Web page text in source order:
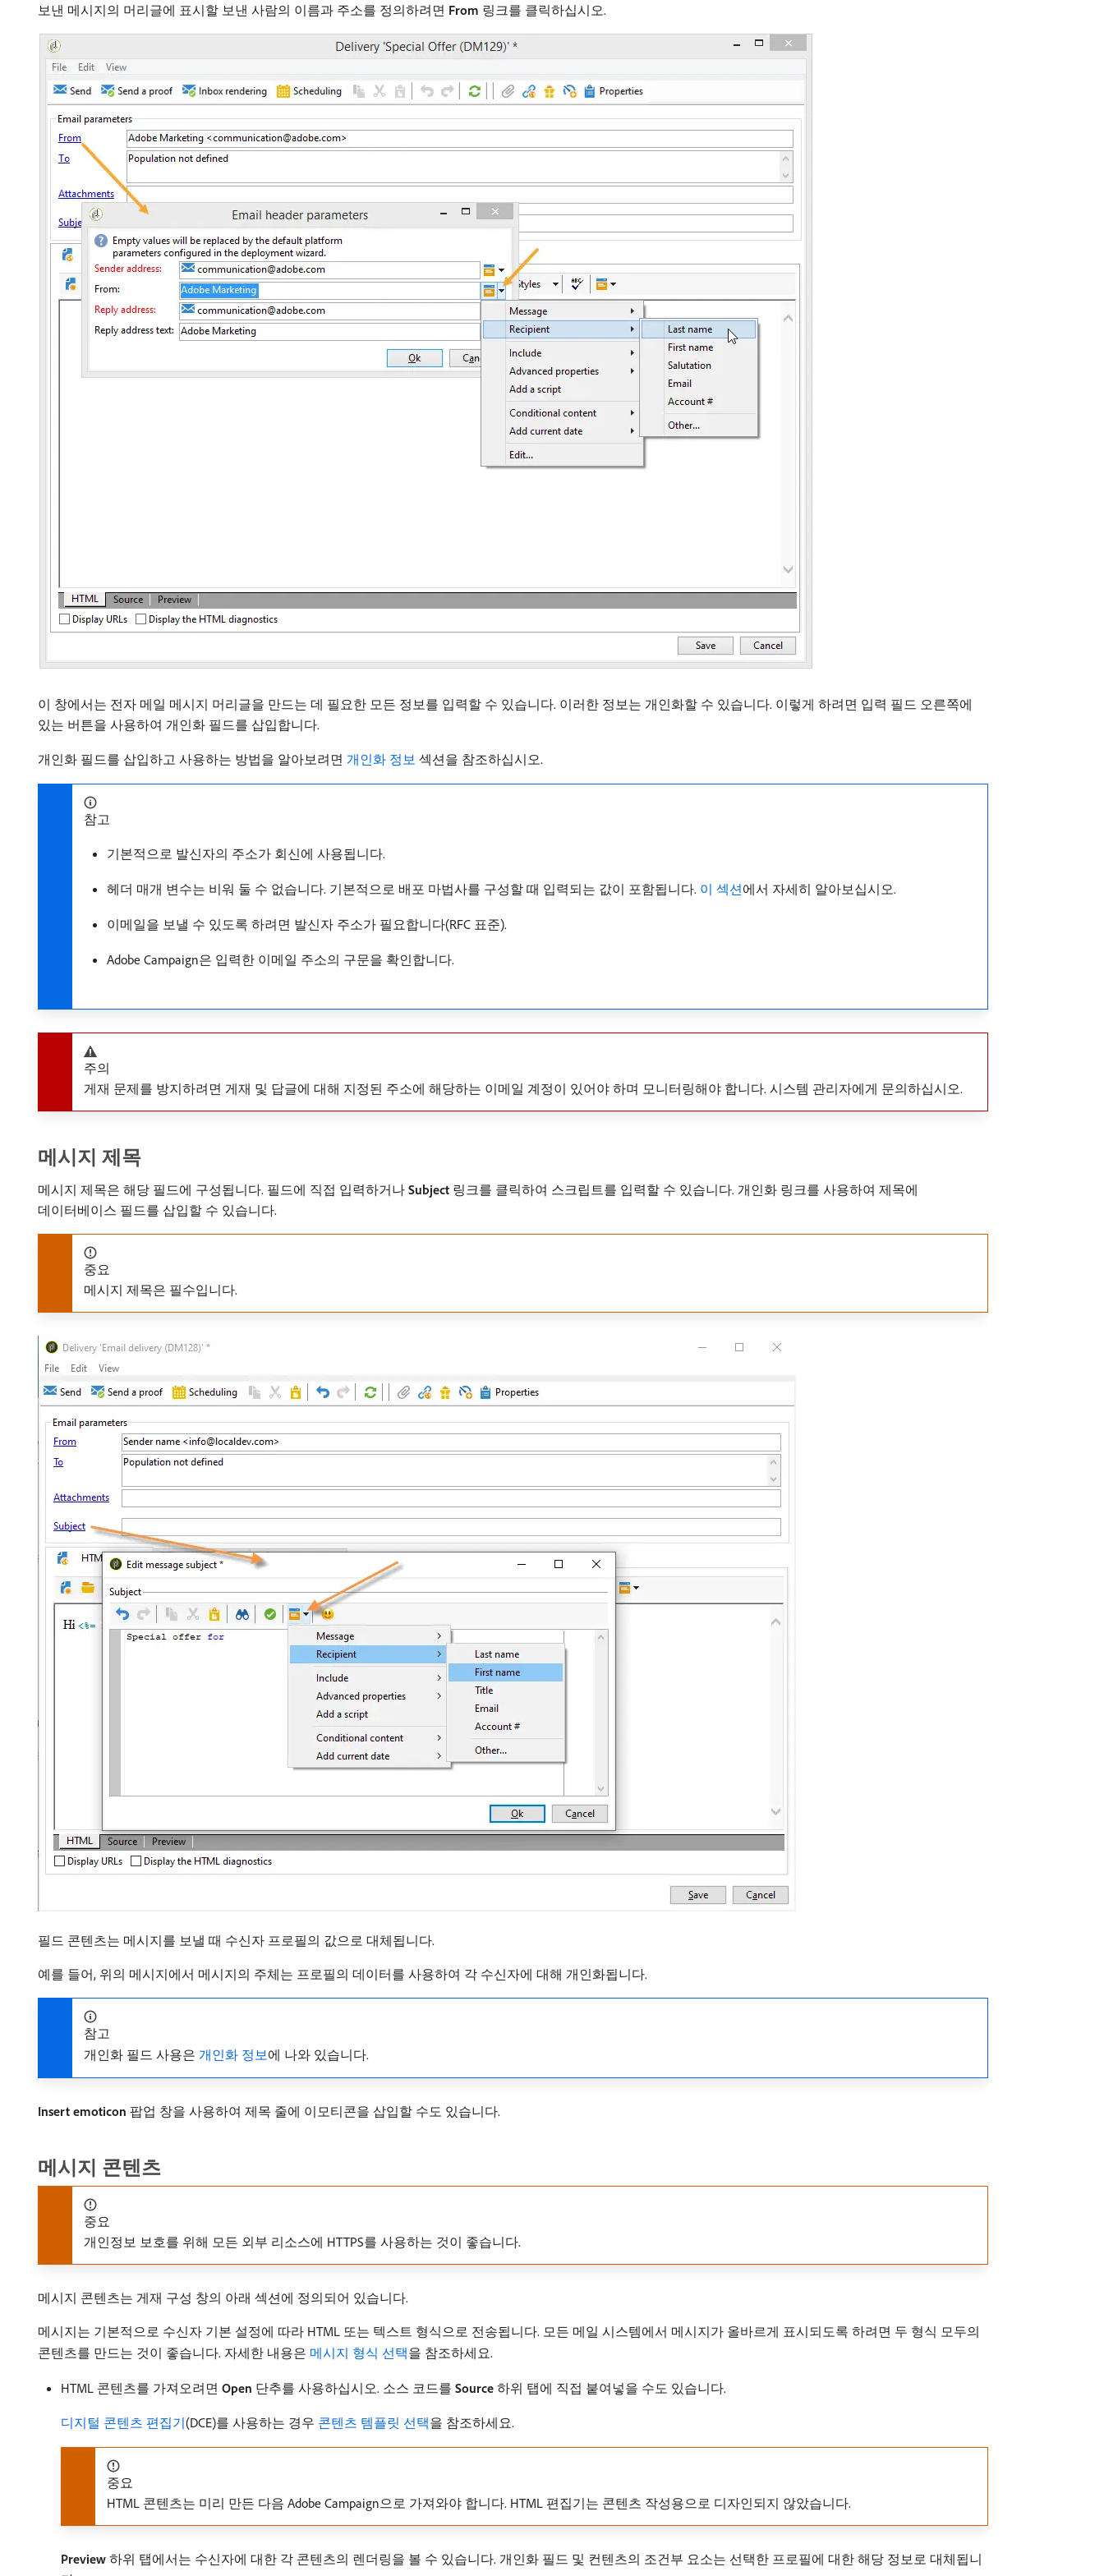
보낸 메시지의 머리글에 표시할 보낸 사람의 이름과 주소를 정의하려면 From 링크를 클릭하십시오.
이 창에서는 전자 메일 메시지 머리글을 만드는 데 필요한 모든 정보를 입력할 수 있습니다. 이러한 정보는 개인화할 수 있습니다. 이렇게 하려면 입력 필드 오른쪽에
있는 버튼을 사용하여 개인화 필드를 삽입합니다.
개인화 필드를 삽입하고 사용하는 방법을 알아보려면 개인화 정보 섹션을 참조하십시오.
참고
기본적으로 발신자의 주소가 회신에 사용됩니다.
헤더 매개 변수는 비워 둘 수 없습니다. 기본적으로 배포 마법사를 구성할 때 입력되는 값이 포함됩니다. 이 섹션에서 자세히 알아보십시오.
이메일을 보낼 수 있도록 하려면 발신자 주소가 필요합니다(RFC 표준).
Adobe Campaign은 입력한 이메일 주소의 구문을 확인합니다.
주의
게재 문제를 방지하려면 게재 및 답글에 대해 지정된 주소에 해당하는 이메일 계정이 있어야 하며 모니터링해야 합니다. 시스템 관리자에게 문의하십시오.
메시지 제목
메시지 제목은 해당 필드에 구성됩니다. 필드에 직접 입력하거나 Subject 링크를 클릭하여 스크립트를 입력할 수 있습니다. 개인화 링크를 사용하여 제목에
데이터베이스 필드를 삽입할 수 있습니다.
중요
메시지 제목은 필수입니다.
필드 콘텐츠는 메시지를 보낼 때 수신자 프로필의 값으로 대체됩니다.
예를 들어, 위의 메시지에서 메시지의 주체는 프로필의 데이터를 사용하여 각 수신자에 대해 개인화됩니다.
참고
개인화 필드 사용은 개인화 정보에 나와 있습니다.
Insert emoticon 팝업 창을 사용하여 제목 줄에 이모티콘을 삽입할 수도 있습니다.
메시지 콘텐츠
중요
개인정보 보호를 위해 모든 외부 리소스에 HTTPS를 사용하는 것이 좋습니다.
메시지 콘텐츠는 게재 구성 창의 아래 섹션에 정의되어 있습니다.
메시지는 기본적으로 수신자 기본 설정에 따라 HTML 또는 텍스트 형식으로 전송됩니다. 모든 메일 시스템에서 메시지가 올바르게 표시되도록 하려면 두 형식 모두의
콘텐츠를 만드는 것이 좋습니다. 자세한 내용은 메시지 형식 선택을 참조하세요.
HTML 콘텐츠를 가져오려면 Open 단추를 사용하십시오. 소스 코드를 Source 하위 탭에 직접 붙여넣을 수도 있습니다.
디지털 콘텐츠 편집기(DCE)를 사용하는 경우 콘텐츠 템플릿 선택을 참조하세요.
중요
HTML 콘텐츠는 미리 만든 다음 Adobe Campaign으로 가져와야 합니다. HTML 편집기는 콘텐츠 작성용으로 디자인되지 않았습니다.
Preview 하위 탭에서는 수신자에 대한 각 콘텐츠의 렌더링을 볼 수 있습니다. 개인화 필드 및 컨텐츠의 조건부 요소는 선택한 프로필에 대한 해당 정보로 대체됩니